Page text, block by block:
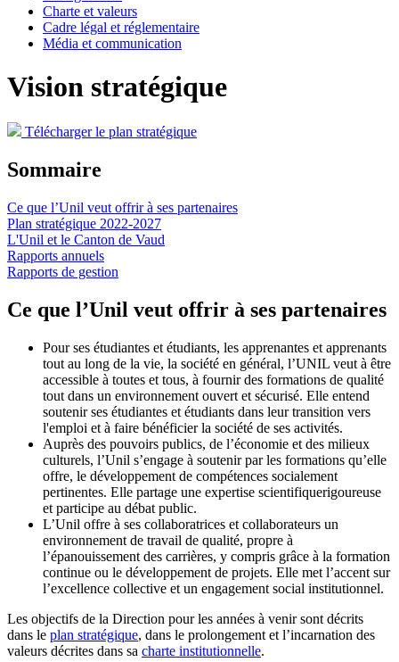
Charte et valeurs
Cadre légal et réglementaire
Média et communication
Vision stratégique
Télécharger le plan stratégique
Sommaire
Ce que l’Unil veut offrir à ses partenaires
Plan stratégique 2022-2027
L'Unil et le Canton de Vaud
Rapports annuels
Rapports de gestion
Ce que l’Unil veut offrir à ses partenaires
Pour ses étudiantes et étudiants, les apprenantes et apprenants
tout au long de la vie, la société en général, l’UNIL veut à être
accessible à toutes et tous, à fournir des formations de qualité
tout dans un environnement ouvert et sécurisé. Elle entend
soutenir ses étudiantes et étudiants dans leur transition vers
l'emploi et à faire bénéficier la société de ses activités.
Auprès des pouvoirs publics, de l’économie et des milieux
culturels, l’Unil s’engage à soutenir par les formations qu’elle
offre, le développement de compétences socialement
pertinentes. Elle partage une expertise scientifiquerigoureuse
et participe au débat public.
L’Unil offre à ses collaboratrices et collaborateurs un
environnement de travail de qualité, propre à
l’épanouissement des carrières, y compris grâce à la formation
continue ou le développement de projets. Elle met l’accent sur
l’excellence collective et un engagement social institutionnel.
Les objectifs de la Direction pour les années à venir sont décrits
dans le plan stratégique, dans le prolongement et l’incarnation des
valeurs décrites dans sa charte institutionnelle.